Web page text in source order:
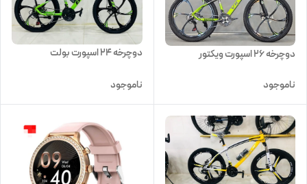
دوچرخه ۲۶ اسپورت ویکتور
ناموجود
دوچرخه 24 اسپورت بولت
ناموجود